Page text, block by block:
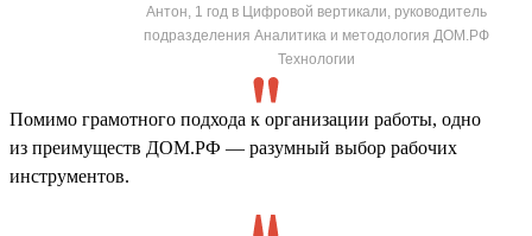
Антон, 1 год в Цифровой вертикали, руководитель
подразделения Аналитика и методология ДОМ.РФ
Технологии
Помимо грамотного подхода к организации работы, одно
из преимуществ ДОМ.РФ — разумный выбор рабочих
инструментов.